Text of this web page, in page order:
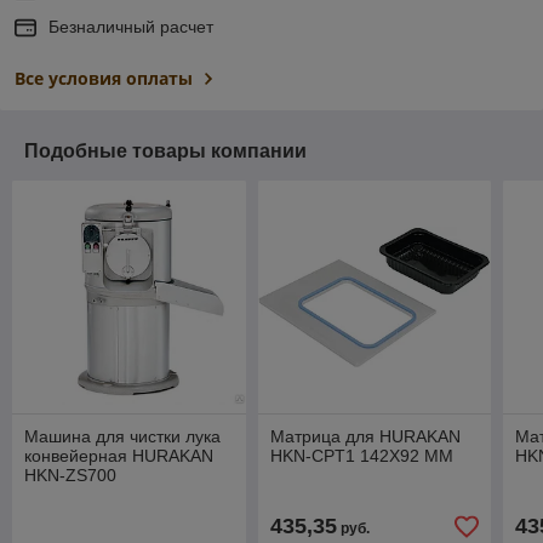
Безналичный расчет
Все условия оплаты
Подобные товары компании
Машина для чистки лука
конвейерная HURAKAN
HKN-ZS700
Матрица для HURAKAN
HKN-CPT1 142X92 MM
435,35руб.